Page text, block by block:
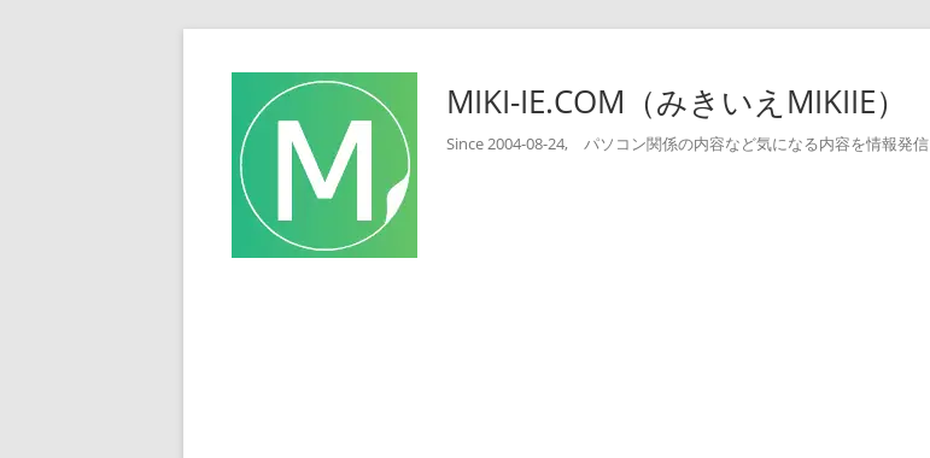
MIKI-IE.COM（みきいえMIKIIE）
Since 2004-08-24, パソコン関係の内容など気になる内容を情報発信